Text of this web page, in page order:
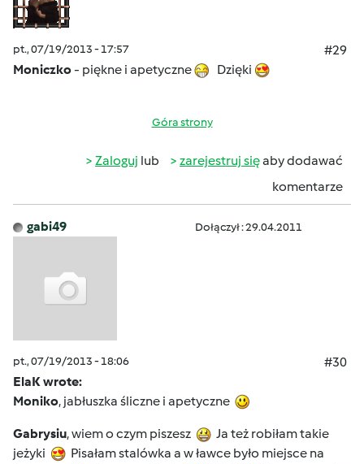
pt., 07/19/2013 - 17:57
#29
Moniczko- piękne i apetyczne Dzięki
Góra strony
Zaloguj lub zarejestruj sięaby dodawać
komentarze
gabi49 Dołączył : 29.04.2011
pt., 07/19/2013 - 18:06
#30
ElaK wrote:
Moniko, jabłuszka śliczne i apetyczne
Gabrysiu, wiem o czym piszesz
Ja też robiłam takie
jeżyki
Pisałam stalówka a w ławce było miejsce na